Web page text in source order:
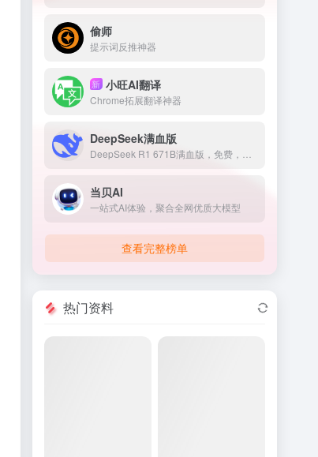
偷师
提示词反推神器
新 小旺AI翻译
Chrome拓展翻译神器
DeepSeek满血版
当贝AI
一站式AI体验，聚合全网优质大模型
查看完整榜单
热门资料